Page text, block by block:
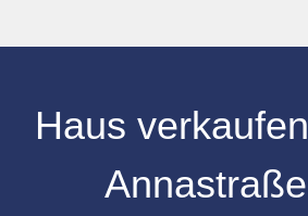
Haus verkaufen
Annastraße